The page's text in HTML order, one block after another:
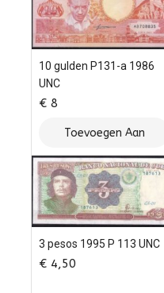
10 gulden P131-a 1986
UNC
€ 8
Toevoegen Aan
Winkelwagen
3 pesos 1995 P 113 UNC
€ 4,50